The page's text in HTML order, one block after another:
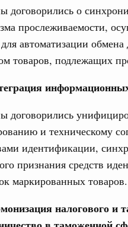
договорились о
прослеживаемости,
автоматизации
товаров, подлежащих
договорились
и техническому
идентификации,
признания средств
маркированных товаров.
налогового и
Порядка 110
в 35 регионах
и гуманитарные
участие в
форума и